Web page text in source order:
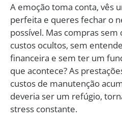
A emoção toma conta, vês
perfeita e queres fechar o
possível. Mas compras
custos ocultos, sem
financeira e sem ter um
que acontece? As
custos de manutenção
deveria ser um refúgio,
stress constante.